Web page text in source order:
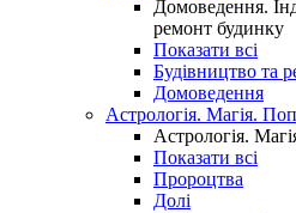
Домоведення.
ремонт будинку
Показати всі
Будівництво та
Домоведення
Астрологія. Магія.
Астрологія.
Показати всі
Пророцтва
Долі